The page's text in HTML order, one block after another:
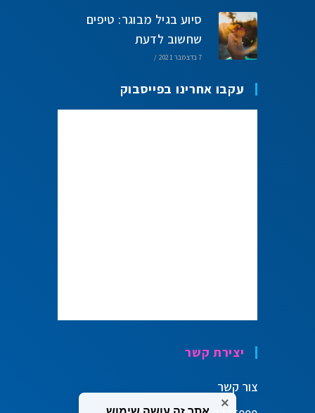
סיוע בגיל מבוגר: טיפים
שחשוב לדעת
7 בדצמבר 2021 /
עקבו אחרינו בפייסבוק
יצירת קשר
צור קשר
×